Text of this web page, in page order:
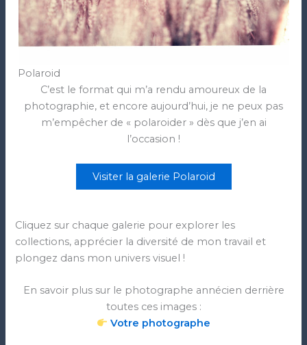
Polaroid
C’est le format qui m’a rendu amoureux de la
photographie, et encore aujourd’hui, je ne peux pas
m’empêcher de « polaroider » dès que j’en ai
l’occasion !
Visiter la galerie Polaroid
Cliquez sur chaque galerie pour explorer les
collections, apprécier la diversité de mon travail et
plongez dans mon univers visuel !
En savoir plus sur le photographe annécien derrière
toutes ces images :
Votre photographe